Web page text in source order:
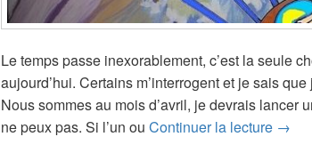
Le temps passe inexorablement, c’est la seule
aujourd’hui. Certains m’interrogent et je sais que
Nous sommes au mois d’avril, je devrais lancer
ne peux pas. Si l’un ou Continuer la lecture →